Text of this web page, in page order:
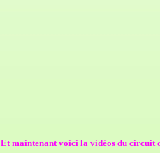
Et maintenant voici la vidéos du circuit